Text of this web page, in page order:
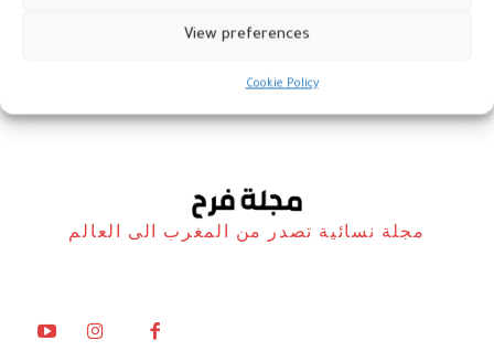
View preferences
Cookie Policy
مجلة نسائية تصدر من المغرب الى العالم